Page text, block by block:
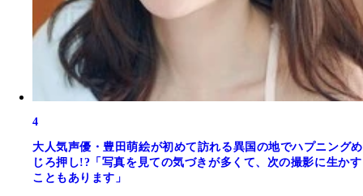
4
大人気声優・豊田萌絵が初めて訪れる異国の地でハプニングめ
じろ押し!?「写真を見ての気づきが多くて、次の撮影に生かす
こともあります」